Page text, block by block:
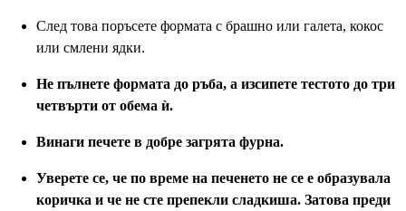
След това поръсете формата с брашно или галета, кокос
или смлени ядки.
Не пълнете формата до ръба, а изсипете тестото до три
четвърти от обема ѝ.
Винаги печете в добре загрята фурна.
Уверете се, че по време на печенето не се е образувала
коричка и че не сте препекли сладкиша. Затова преди